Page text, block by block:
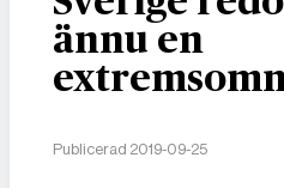
ännu en
Publicerad 2019-09-25